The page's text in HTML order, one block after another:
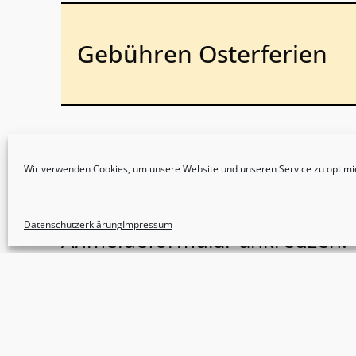
Wir verwenden Cookies, um unsere Website und unseren Service zu
DatenschutzerklärungImpressum
Gebühren Osterferien
unsere Betreuungen
Die Kosten liegen bei 105
Anmeldeformular ankreuzen.